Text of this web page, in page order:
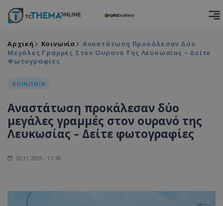
Αρχική Κοινωνία
Αναστάτωση Προκάλεσαν Δύο
Μεγάλες Γραμμές Στον Ουρανό Της Λευκωσίας – Δείτε
Φωτογραφίες
ΚΟΙΝΩΝΙΑ
Αναστάτωση προκάλεσαν δύο
μεγάλες γραμμές στον ουρανό της
Λευκωσίας – Δείτε φωτογραφίες
20.11.2025 - 17:38